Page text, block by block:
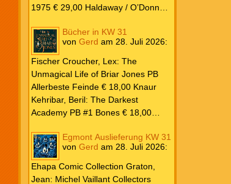
1975 € 29,00 Haldaway / O’Donnell
kompletten Comicstrips – 1972 –
1973 € 29,00 Knesebeck Hendrix,
John: Die Weltenerschaffer Die
fantastische Freundschaft von C.S.
Lewis & J.R.R. Tolkien € 30,00
Weissblech Luba Wolfsschwanz #22
€ 4,90 Horror Schocker #81 € 4,90
Bücher in KW 31
von Gerd am 28. Juli 2026:
Fischer Croucher, Lex: The
Unmagical Life of Briar Jones PB
Allerbeste Feinde € 18,00 Knaur
Kehribar, Beril: The Darkest
Academy PB #1 Bones € 18,00
Trilogie PB #3 To Spark a Fae War €
18,00 Bramble Hardcover Priest: Lie
Huo Jiao Chou HC #1 Drowning
Sorrows in Raging Fire € 25,00
Egmont Auslieferung KW 31
von Gerd am 28. Juli 2026:
Ehapa Comic Collection Graton,
Jean: Michel Vaillant Collectors